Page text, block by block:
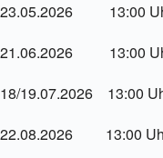
23.05.2026 13:00
21.06.2026 13:00
18/19.07.2026 13:00
22.08.2026 13:00